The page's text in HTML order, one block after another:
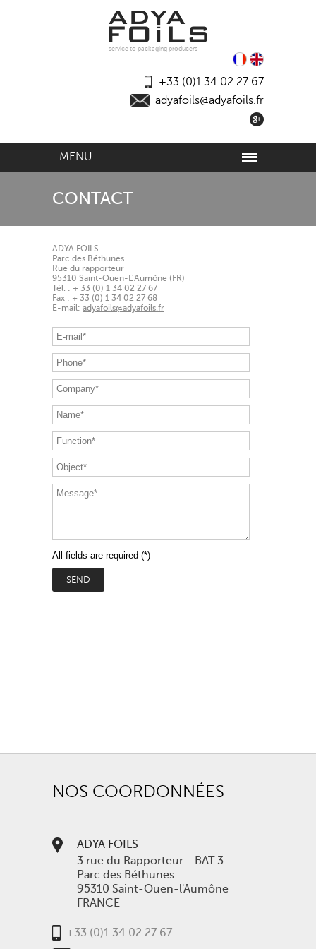
service to packaging producers
+33 (0)1 34 02 27 67
adyafoils@adyafoils.fr
MENU
CONTACT
ADYA FOILS
Parc des Béthunes
Rue du rapporteur
95310 Saint-Ouen-L’Aumône (FR)
Tél. : + 33 (0) 1 34 02 27 67
Fax : + 33 (0) 1 34 02 27 68
E-mail: adyafoils@adyafoils.fr
All fields are required (*)
NOS COORDONNÉES
ADYA FOILS
3 rue du Rapporteur - BAT 3
Parc des Béthunes
95310 Saint-Ouen-l'Aumône
FRANCE
+33 (0)1 34 02 27 67